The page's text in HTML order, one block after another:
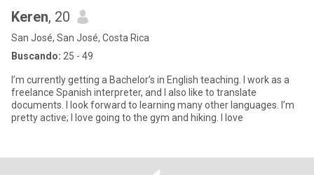
Keren, 20
San José, San José, Costa Rica
Buscando: 25 - 49
I’m currently getting a Bachelor’s in English teaching. I work as a
freelance Spanish interpreter, and I also like to translate
documents. I look forward to learning many other languages. I’m
pretty active; I love going to the gym and hiking. I love